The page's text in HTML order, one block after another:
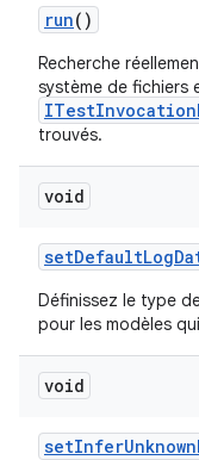
run()
Recherche
système de fichiers
trouvés.
void
setDefaultLog
Définissez le type
pour les modèles
void
setInferUnknown